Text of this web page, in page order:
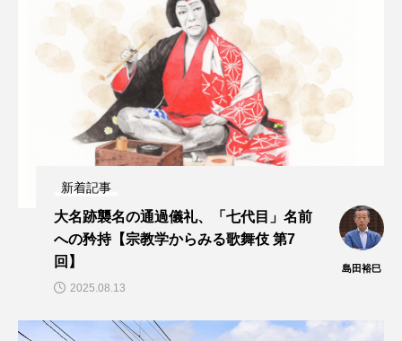
新着記事
大名跡襲名の通過儀礼、「七代目」名前
への矜持【宗教学からみる歌舞伎 第7
回】
島田裕巳
2025.08.13